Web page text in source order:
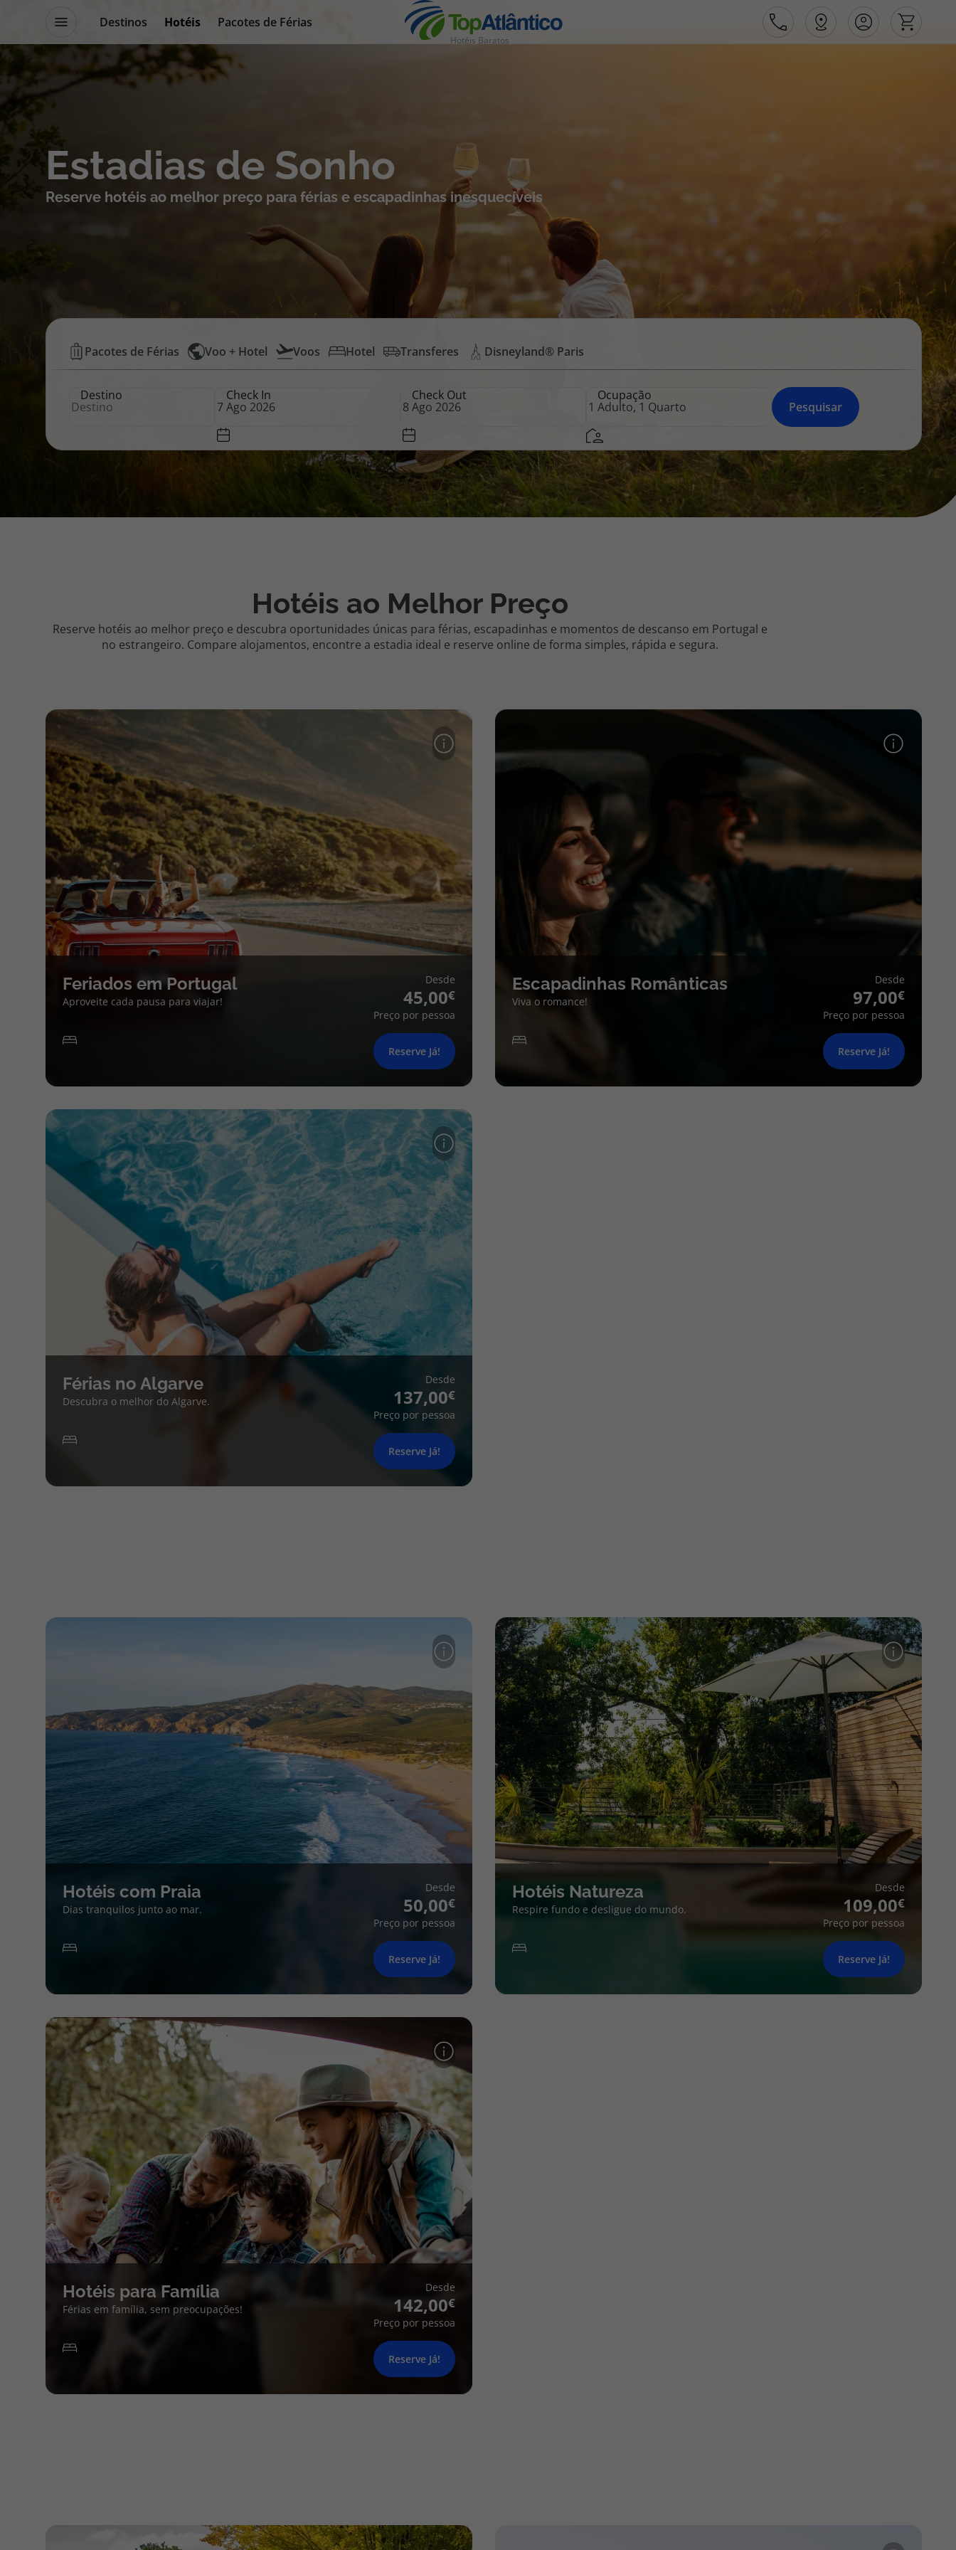
Destinos Hotéis
Pacotes de Férias
Promoções
Blog TopViagens Hotéis Baratos
Destinos
Voos
Pacotes de Férias
Disneyland ® Paris
Cruzeiros
Promoções
Cheque Viagem
Blog TopViagens
Apoio ao cliente no Estrangeiro
facilidade na marcação das suas viagens, tem ainda ao seu
dispor o nosso call center a funcionar todos os dias úteis das
10:00 às 20:00 e Sábado das 10:00 às 14:00.
Estadias de Sonho
Reserve hotéis ao melhor preço para férias e escapadinhas inesquecíveis
Hotéis
Baratos
Top
Pacotes de Férias Voo + Hotel Voos Hotel Transferes Disneyland® Paris
Destino Check In Check Out Ocupação
Pesquisar
Hotéis ao Melhor Preço
Reserve hotéis ao melhor preço e descubra oportunidades únicas para férias, escapadinhas e momentos de descanso em Portugal e
no estrangeiro. Compare alojamentos, encontre a estadia ideal e reserve online de forma simples, rápida e segura.
Feriados em Portugal
Aproveite cada pausa para viajar!
Desde
45,00
Preço por pessoa
Reserve Já!
Escapadinhas Românticas
Viva o romance!
Desde
97,00
Preço por pessoa
Reserve Já!
Férias no Algarve
Descubra o melhor do Algarve.
Desde
137,00
Preço por pessoa
Reserve Já!
Hotéis com Praia
Dias tranquilos junto ao mar.
Desde
50,00
Preço por pessoa
Reserve Já!
Hotéis Natureza
Respire fundo e desligue do mundo.
Desde
109,00
Preço por pessoa
Reserve Já!
Hotéis para Família
Férias em família, sem preocupações!
Desde
142,00
Preço por pessoa
Reserve Já!